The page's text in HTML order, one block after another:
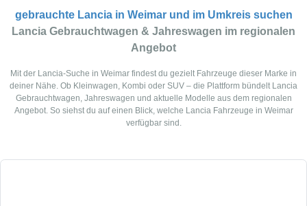
gebrauchte Lancia in Weimar und im Umkreis suchen
Lancia Gebrauchtwagen & Jahreswagen im regionalen
Angebot
Mit der Lancia-Suche in Weimar findest du gezielt Fahrzeuge dieser Marke in
deiner Nähe. Ob Kleinwagen, Kombi oder SUV – die Plattform bündelt Lancia
Gebrauchtwagen, Jahreswagen und aktuelle Modelle aus dem regionalen
Angebot. So siehst du auf einen Blick, welche Lancia Fahrzeuge in Weimar
verfügbar sind.